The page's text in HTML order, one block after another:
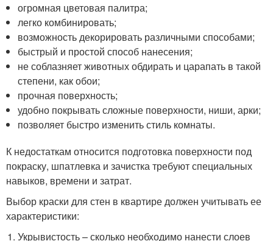
огромная цветовая палитра;
легко комбинировать;
возможность декорировать различными способами;
быстрый и простой способ нанесения;
не соблазняет животных обдирать и царапать в такой
степени, как обои;
прочная поверхность;
удобно покрывать сложные поверхности, ниши, арки;
позволяет быстро изменить стиль комнаты.
К недостаткам относится подготовка поверхности под
покраску, шпатлевка и зачистка требуют специальных
навыков, времени и затрат.
Выбор краски для стен в квартире должен учитывать ее
характеристики:
Укрывистость – сколько необходимо нанести слоев